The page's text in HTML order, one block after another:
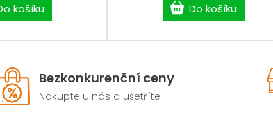
košíku Do košíku
Bezkonkurenční ceny
Nakupte u nás a ušetříte